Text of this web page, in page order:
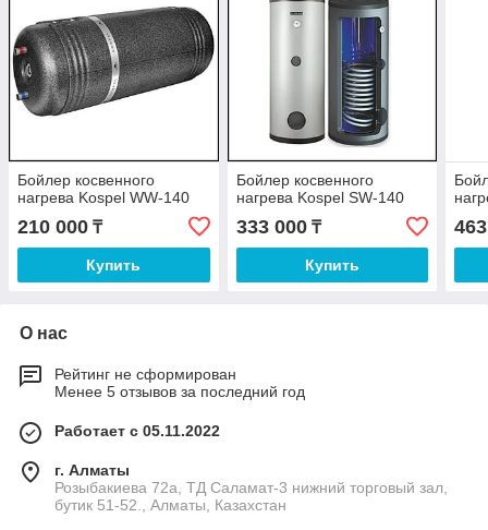
Бойлер косвенного
нагрева Kospel WW-140
210 000 ₸
Купить
Бойлер косвенного
нагрева Kospel SW-140
333 000₸
Купить
О нас
Рейтинг не сформирован
Менее 5 отзывов за последний год
Работает с 05.11.2022
г. Алматы
Розыбакиева 72а, ТД Саламат-3 нижний торговый зал,
бутик 51-52., Алматы, Казахстан